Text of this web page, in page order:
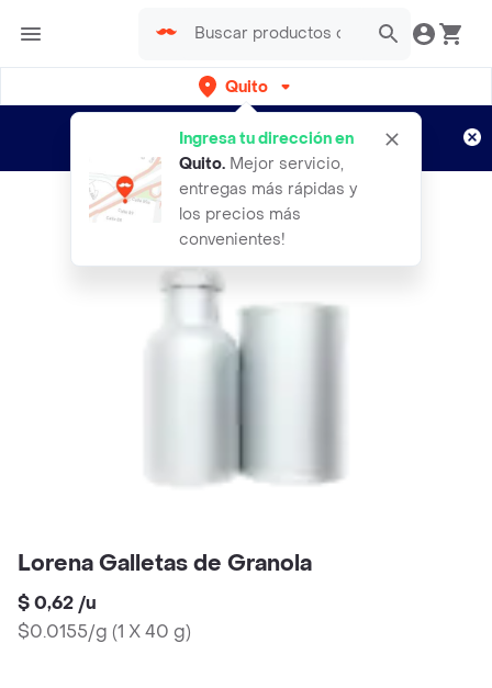
Quito
Ingresa tu dirección en
Quito. Mejor servicio,
entregas más rápidas y
los precios más
convenientes!
envíos gratis por semanas
Aplican TyC
Lorena Galletas de Granola
$ 0,62 /u
$0.0155/g (1 X 40 g)